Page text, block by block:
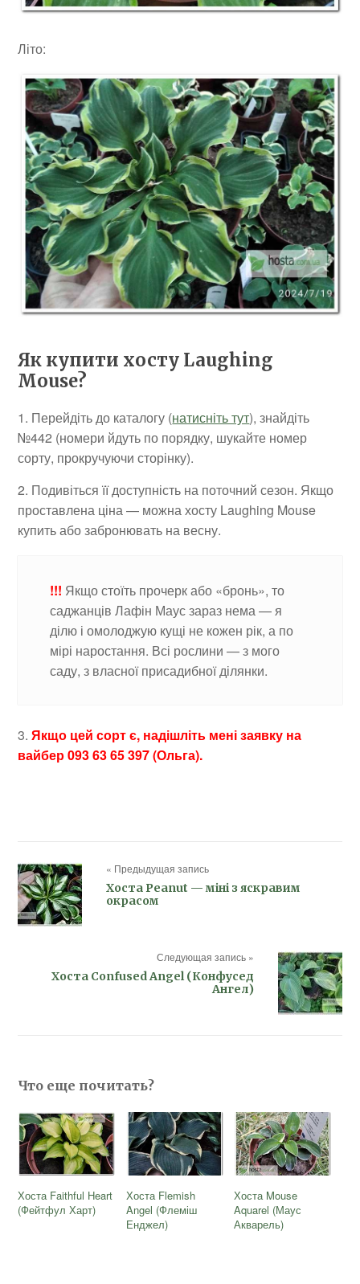
Літо:
Як купити хосту Laughing
Mouse?
1. Перейдіть до каталогу (натисніть тут), знайдіть
№442 (номери йдуть по порядку, шукайте номер
сорту, прокручуючи сторінку).
2. Подивіться її доступність на поточний сезон. Якщо
проставлена ціна — можна хосту Laughing Mouse
купить або забронювать на весну.
!!! Якщо стоїть прочерк або «бронь», то
саджанців Лафін Маус зараз нема — я
ділю і омолоджую кущі не кожен рік, а по
мірі наростання. Всі рослини — з мого
саду, з власної присадибної ділянки.
3.Якщо цей сорт є, надішліть мені заявку на
вайбер 093 63 65 397 (Ольга).
« Предыдущая запись
Хоста Peanut — міні з яскравим
окрасом
Следующая запись »
Хоста Confused Angel (Конфусед
Ангел)
Что еще почитать?
Хоста Faithful Heart
(Фейтфул Харт)
Хоста Flemish
Angel (Флеміш
Енджел)
Хоста Mouse
Aquarel (Маус
Акварель)